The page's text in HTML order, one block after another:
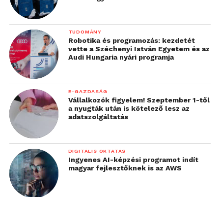
TUDOMÁNY
Robotika és programozás: kezdetét
vette a Széchenyi István Egyetem és az
Audi Hungaria nyári programja
E-GAZDASÁG
Vállalkozók figyelem! Szeptember 1-től
a nyugták után is kötelező lesz az
adatszolgáltatás
DIGITÁLIS OKTATÁS
Ingyenes AI-képzési programot indít
magyar fejlesztőknek is az AWS